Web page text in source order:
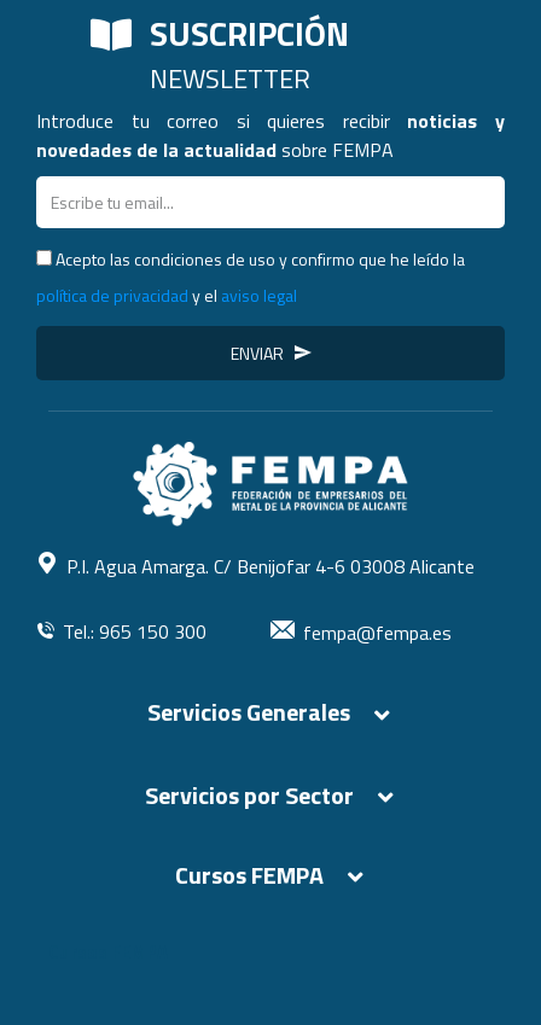
SUSCRIPCIÓN
NEWSLETTER
Introduce tu correo si quieres recibir noticias y
novedades de la actualidadsobre FEMPA
Acepto las condiciones de uso y confirmo que he leído la
política de privacidady el aviso legal
ENVIAR
P.I. Agua Amarga. C/ Benijofar 4-6 03008 Alicante
Tel.: 965 150 300 fempa@fempa.es
Servicios Generales
Servicios por Sector
Cursos FEMPA